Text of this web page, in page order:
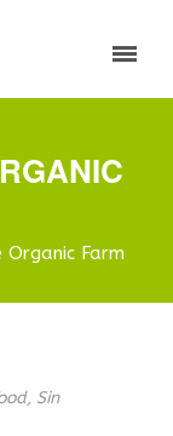
Organic Farm
, Sin